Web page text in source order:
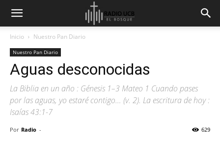
Inicio Nuestro Pan Diario
Nuestro Pan Diario
Aguas desconocidas
La Biblia en un año : Génesis 1–3 Mateo 1 Cuando pases
por las aguas, yo estaré contigo… (v. 2). La escritura de hoy :
Isaías 43:1-7
Por Radio - 629